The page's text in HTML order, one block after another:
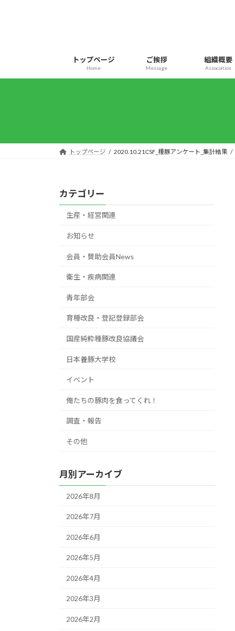
ス
ン
トップページ
Home
ご挨拶
Message
組織概要
Association
トップページ 2020.10.21CSF_種豚アンケート_集計結果
カテゴリー
生産・経営関連
お知らせ
会員・賛助会員News
衛生・疾病関連
青年部会
育種改良・登記登録部会
国産純粋種豚改良協議会
日本養豚大学校
イベント
俺たちの豚肉を食ってくれ！
調査・報告
その他
月別アーカイブ
2026年8月
2026年7月
2026年6月
2026年5月
2026年4月
2026年3月
2026年2月